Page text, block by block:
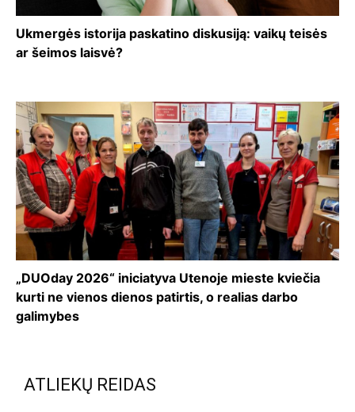
Ukmergės istorija paskatino diskusiją: vaikų teisės
ar šeimos laisvė?
„DUOday 2026“ iniciatyva Utenoje mieste kviečia
kurti ne vienos dienos patirtis, o realias darbo
galimybes
ATLIEKŲ REIDAS